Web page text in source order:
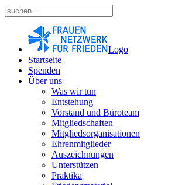
Logo
Startseite
Spenden
Über uns
Was wir tun
Entstehung
Vorstand und Büroteam
Mitgliedschaften
Mitgliedsorganisationen
Ehrenmitglieder
Auszeichnungen
Unterstützen
Praktika